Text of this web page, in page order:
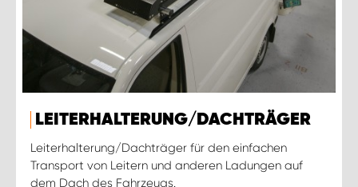
LEITERHALTERUNG/DACHTRÄGER
Leiterhalterung/Dachträger für den einfachen
Transport von Leitern und anderen Ladungen auf
dem Dach des Fahrzeugs.